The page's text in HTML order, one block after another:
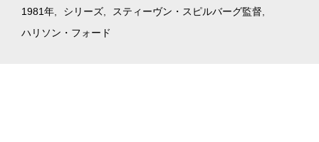
1981年
シリーズ
スティーヴン・スピルバーグ監督
ハリソン・フォード